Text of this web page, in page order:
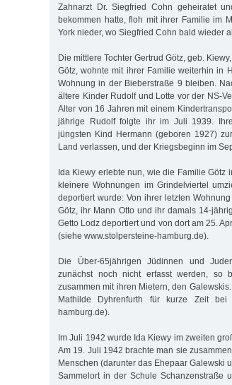
Zahnarzt Dr. Siegfried Cohn geheiratet
bekommen hatte, floh mit ihrer Familie im
York nieder, wo Siegfried Cohn bald wieder
Die mittlere Tochter Gertrud Götz, geb.
Götz, wohnte mit ihrer Familie weiterhin in
Wohnung in der Bieberstraße 9 bleiben.
ältere Kinder Rudolf und Lotte vor der NS-
Alter von 16 Jahren mit einem
jährige Rudolf folgte ihr im Juli 1939.
jüngsten Kind Hermann (geboren 1927)
Land verlassen, und der Kriegsbeginn im
Ida Kiewy erlebte nun, wie die Familie
kleinere Wohnungen im Grindelviertel
deportiert wurde: Von ihrer letzten
Götz, ihr Mann Otto und ihr damals 14-
Getto Lodz deportiert und von dort am 25.
(siehe www.stolpersteine-hamburg.de).
Die Über-65jährigen Jüdinnen und
zunächst noch nicht erfasst werden, so
zusammen mit ihren Mietern, den
Mathilde Dyhrenfurth für kurze Zeit bei
hamburg.de).
Im Juli 1942 wurde Ida Kiewy im zweiten
Am 19. Juli 1942 brachte man sie
Menschen (darunter das Ehepaar Galewski
Sammelort in der Schule Schanzenstraße